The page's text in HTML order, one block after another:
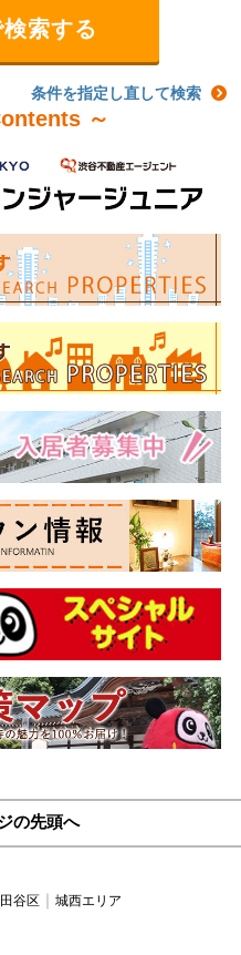
条件を指定し直して検索
～
の先頭へ
谷区 城西エリア